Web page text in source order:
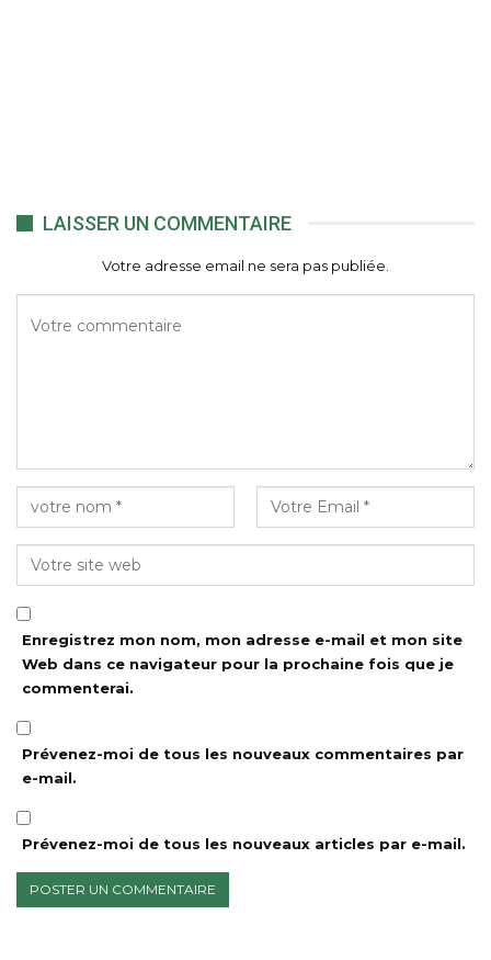
LAISSER UN COMMENTAIRE
Votre adresse email ne sera pas publiée.
Enregistrez mon nom, mon adresse e-mail et mon site
Web dans ce navigateur pour la prochaine fois que je
commenterai.
Prévenez-moi de tous les nouveaux commentaires par
e-mail.
Prévenez-moi de tous les nouveaux articles par e-mail.